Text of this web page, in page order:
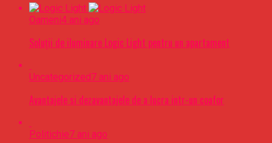
Oameni4 ani ago
Soluții de iluminare Logic Light pentru un apartament
Uncategorized7 ani ago
Avantajele si dezavantajele de a lucra intr-un coafor
Politichie7 ani ago